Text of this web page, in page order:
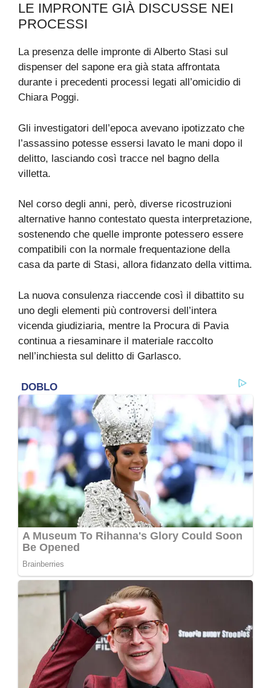
LE IMPRONTE GIÀ DISCUSSE NEI
PROCESSI
La presenza delle impronte di Alberto Stasi sul
dispenser del sapone era già stata affrontata
durante i precedenti processi legati all’omicidio di
Chiara Poggi.
Gli investigatori dell’epoca avevano ipotizzato che
l’assassino potesse essersi lavato le mani dopo il
delitto, lasciando così tracce nel bagno della
villetta.
Nel corso degli anni, però, diverse ricostruzioni
alternative hanno contestato questa interpretazione,
sostenendo che quelle impronte potessero essere
compatibili con la normale frequentazione della
casa da parte di Stasi, allora fidanzato della vittima.
La nuova consulenza riaccende così il dibattito su
uno degli elementi più controversi dell’intera
vicenda giudiziaria, mentre la Procura di Pavia
continua a riesaminare il materiale raccolto
nell’inchiesta sul delitto di Garlasco.